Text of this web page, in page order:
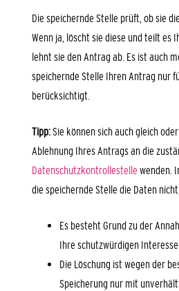
Die speichernde Stelle prüft, ob sie
Wenn ja, löscht sie diese und teilt es
lehnt sie den Antrag ab. Es ist auch
speichernde Stelle Ihren Antrag nur
berücksichtigt.
Tipp: Sie können sich auch gleich
Ablehnung Ihres Antrags an die
Datenschutzkontrollestelle wenden.
die speichernde Stelle die Daten
Es besteht Grund zu der
Ihre schutzwürdigen
Die Löschung ist wegen der
Speicherung nur mit